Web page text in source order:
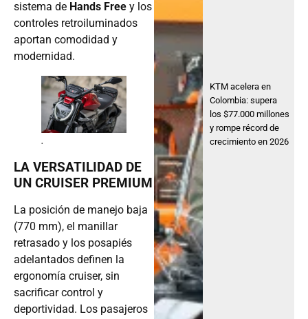
sistema de Hands Free y los
controles retroiluminados
aportan comodidad y
modernidad.
.
LA VERSATILIDAD DE
UN CRUISER PREMIUM
La posición de manejo baja
(770 mm), el manillar
retrasado y los posapiés
adelantados definen la
ergonomía cruiser, sin
sacrificar control y
deportividad. Los pasajeros
KTM acelera en
Colombia: supera
los $77.000 millones
y rompe récord de
crecimiento en 2026